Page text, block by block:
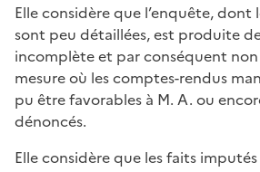
Elle considère que l’enquête, dont
sont peu détaillées, est produite
incomplète et par conséquent
mesure où les comptes-rendus
pu être favorables à M. A. ou
dénoncés.
Elle considère que les faits